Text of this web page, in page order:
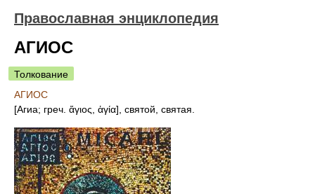
Православная энциклопедия
АГИОС
Толкование
АГИОС
[Агиа; греч. ἅγιος, ἁγία], святой, святая.